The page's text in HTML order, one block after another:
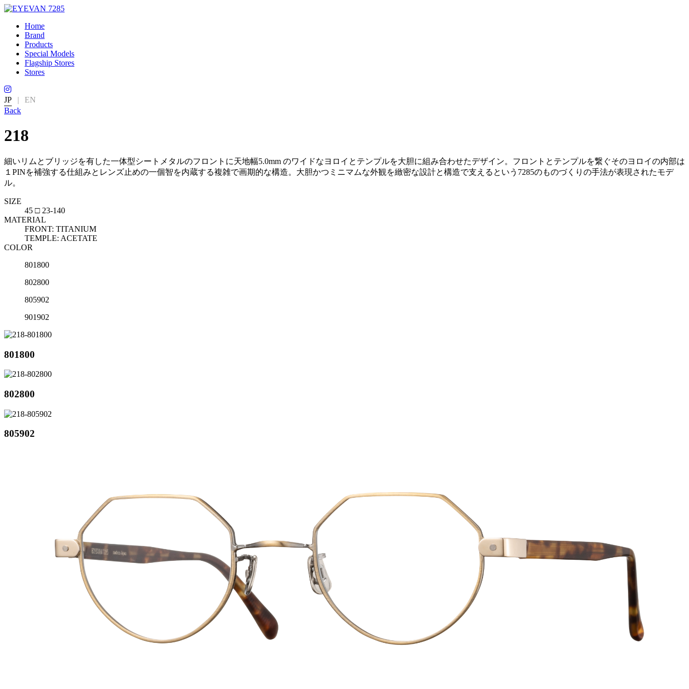
Home
Brand
Products
Special Models
Flagship Stores
Stores
JP |
EN
Back
218
細いリムとブリッジを有した一体型シートメタルのフロントに天地幅5.0mm のワイドなヨロイとテンプルを大胆に組み合わせたデザイン。フロントとテンプルを繋ぐそのヨロイの内部は
１PINを補強する仕組みとレンズ止めの一個智を内蔵する複雑で画期的な構造。大胆かつミニマムな外観を緻密な設計と構造で支えるという7285のものづくりの手法が表現されたモデ
ル。
SIZE
45 □ 23-140
MATERIAL
FRONT: TITANIUM
TEMPLE: ACETATE
COLOR
801800
802800
805902
901902
801800
802800
805902